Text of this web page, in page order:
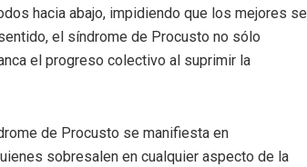
hacia abajo, impidiendo que los mejores se
el síndrome de Procusto no sólo
el progreso colectivo al suprimir la
de Procusto se manifiesta en
sobresalen en cualquier aspecto de la